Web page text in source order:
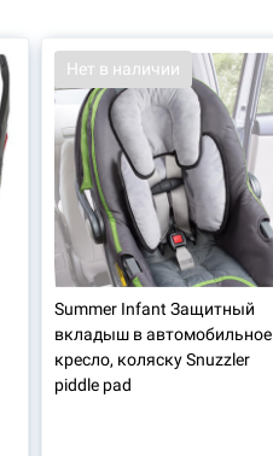
Нет в наличии
Summer Infant Защитный
вкладыш в автомобильное
кресло, коляску Snuzzler
piddle pad